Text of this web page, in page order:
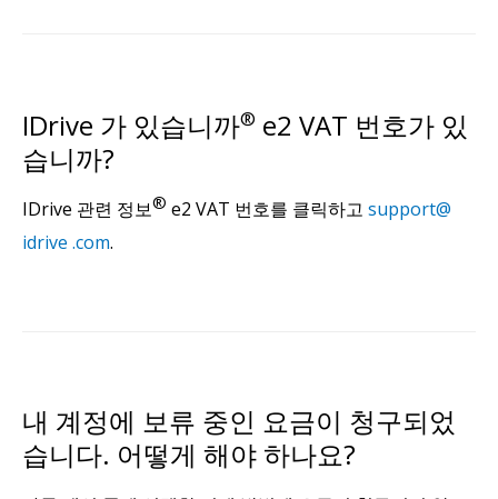
IDrive 가 있습니까® e2 VAT 번호가 있
습니까?
IDrive 관련 정보® e2 VAT 번호를 클릭하고 support@
idrive .com.
내 계정에 보류 중인 요금이 청구되었
습니다. 어떻게 해야 하나요?